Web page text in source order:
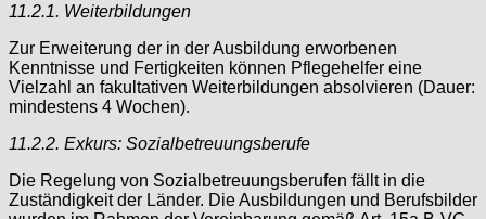
11.2.1. Weiterbildungen
Zur Erweiterung der in der Ausbildung erworbenen
Kenntnisse und Fertigkeiten können Pflegehelfer eine
Vielzahl an fakultativen Weiterbildungen absolvieren (Dauer:
mindestens 4 Wochen).
11.2.2. Exkurs: Sozialbetreuungsberufe
Die Regelung von Sozialbetreuungsberufen fällt in die
Zuständigkeit der Länder. Die Ausbildungen und Berufsbilder